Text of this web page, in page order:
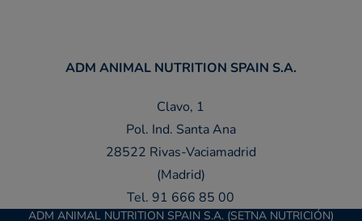
ADM ANIMAL NUTRITION SPAIN S.A.
Clavo, 1
Pol. Ind. Santa Ana
28522 Rivas-Vaciamadrid
(Madrid)
Tel. 91 666 85 00
ADM ANIMAL NUTRITION SPAIN S.A. (SETNA NUTRICIÓN)